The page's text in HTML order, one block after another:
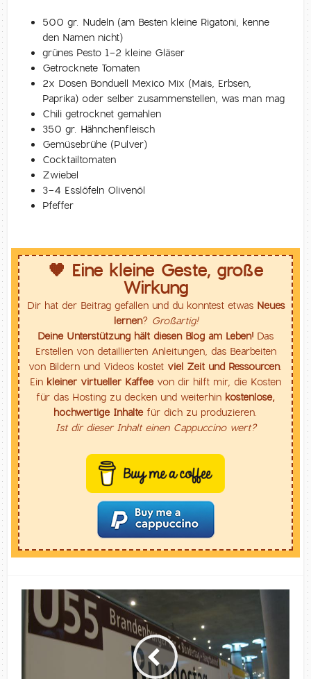
500 gr. Nudeln (am Besten kleine Rigatoni, kenne
den Namen nicht)
grünes Pesto 1-2 kleine Gläser
Getrocknete Tomaten
2x Dosen Bonduell Mexico Mix (Mais, Erbsen,
Paprika) oder selber zusammenstellen, was man mag
Chili getrocknet gemahlen
350 gr. Hähnchenfleisch
Gemüsebrühe (Pulver)
Cocktailtomaten
Zwiebel
3-4 Esslöfeln Olivenöl
Pfeffer
🧡 Eine kleine Geste, große
Wirkung
Dir hat der Beitrag gefallen und du konntest etwas Neues
lernen? Großartig!
Deine Unterstützung hält diesen Blog am Leben! Das
Erstellen von detaillierten Anleitungen, das Bearbeiten
von Bildern und Videos kostet viel Zeit und Ressourcen.
Ein kleiner virtueller Kaffeevon dir hilft mir, die Kosten
für das Hosting zu decken und weiterhin kostenlose,
hochwertige Inhaltefür dich zu produzieren.
Ist dir dieser Inhalt einen Cappuccino wert?